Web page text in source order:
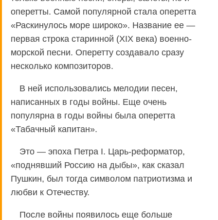
оперетты. Самой популярной стала оперетта
«Раскинулось море широко». Название ее —
первая строка старинной (XIX века) военно-
морской песни. Оперетту создавало сразу
несколько композиторов.
В ней использовались мелодии песен,
написанных в годы войны. Еще очень
популярна в годы войны была оперетта
«Табачный капитан».
Это — эпоха Петра I. Царь-реформатор,
«поднявший Россию на дыбы», как сказал
Пушкин, был тогда символом патриотизма и
любви к Отечеству.
После войны появилось еще больше